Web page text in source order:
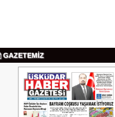
ERDEM YÜCEL
GEÇMİŞTE VE GÜNÜMÜZDE
ÜNİVERSİTELERİMİZ
SELDA ÇAPAR
GAZETEMİZ